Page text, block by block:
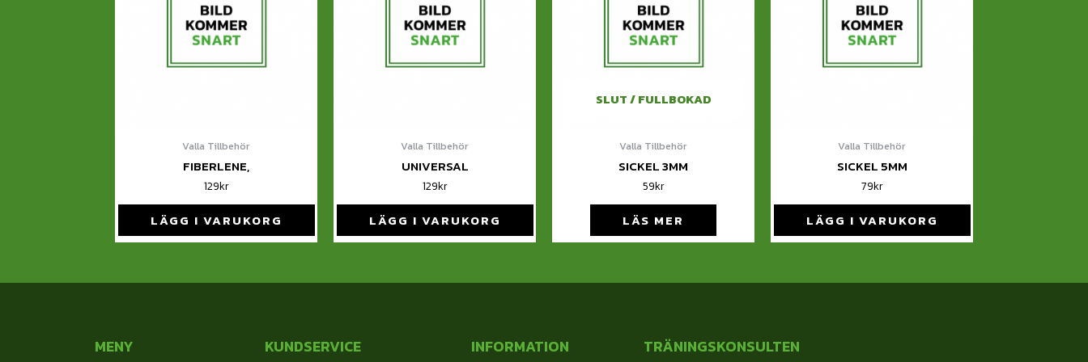
Valla Tillbehör
FIBERLENE,
129kr
LÄGG I VARUKORG
Valla Tillbehör
UNIVERSAL
129kr
LÄGG I VARUKORG
SLUT / FULLBOKAD
Valla Tillbehör
SICKEL 3MM
59kr
LÄS MER
Valla Tillbehör
SICKEL 5MM
79kr
LÄGG I VARUKORG
MENY KUNDSERVICE INFORMATION TRÄNINGSKONSULTEN